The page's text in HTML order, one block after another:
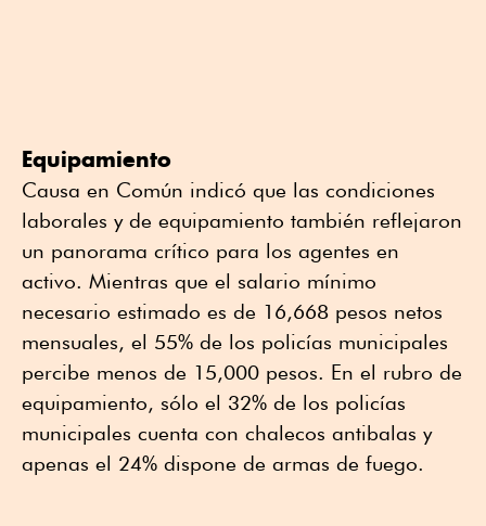
Equipamiento
Causa en Común indicó que las condiciones
laborales y de equipamiento también reflejaron
un panorama crítico para los agentes en
activo. Mientras que el salario mínimo
necesario estimado es de 16,668 pesos netos
mensuales, el 55% de los policías municipales
percibe menos de 15,000 pesos. En el rubro de
equipamiento, sólo el 32% de los policías
municipales cuenta con chalecos antibalas y
apenas el 24% dispone de armas de fuego.